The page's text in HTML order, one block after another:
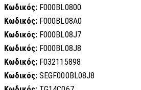
Κωδικός: F000BL0800
Κωδικός: F000BL08A0
Κωδικός: F000BL08J7
Κωδικός: F000BL08J8
Κωδικός: F032115898
Κωδικός: SEGF000BL08J8